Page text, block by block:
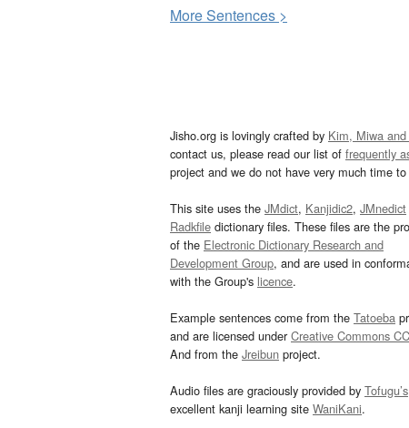
MoreSentences >
Jisho.org is lovingly crafted by Kim, Miwa and
contact us, please read our list of frequently
project and we do not have very much time
This site uses the JMdict, Kanjidic2, JMnedict
Radkfile dictionary files. These files are the
of the Electronic Dictionary Research and
Development Group, and are used in
with the Group's licence.
Example sentences come from the Tatoeba
and are licensed underCreative Commons
And from the Jreibun project.
Audio files are graciously provided by Tofugu’s
excellent kanji learning site WaniKani.